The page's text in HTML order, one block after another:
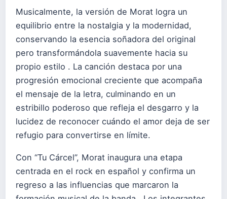
Musicalmente, la versión de Morat logra un
equilibrio entre la nostalgia y la modernidad,
conservando la esencia soñadora del original
pero transformándola suavemente hacia su
propio estilo . La canción destaca por una
progresión emocional creciente que acompaña
el mensaje de la letra, culminando en un
estribillo poderoso que refleja el desgarro y la
lucidez de reconocer cuándo el amor deja de ser
refugio para convertirse en límite.
Con “Tu Cárcel”, Morat inaugura una etapa
centrada en el rock en español y confirma un
regreso a las influencias que marcaron la